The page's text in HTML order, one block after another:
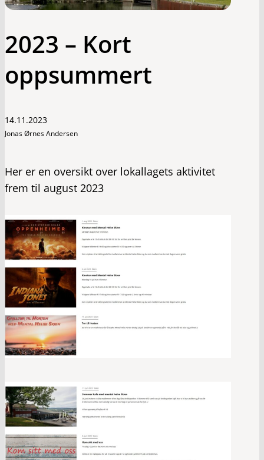
2023 – Kort
oppsummert
14.11.2023
Jonas Ørnes Andersen
Her er en oversikt over lokallagets aktivitet
frem til august 2023